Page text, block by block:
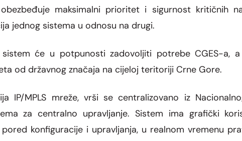
maksimalni prioritet i sigurnost kritičnih
jednog sistema u odnosu na drugi.
sistem će u potpunosti zadovoljiti potrebe CGES-a,
od državnog značaja na cijeloj teritoriji Crne Gore.
IP/MPLS mreže, vrši se centralizovano iz
za centralno upravljanje. Sistem ima grafički
konfiguracije i upravljanja, u realnom vremenu